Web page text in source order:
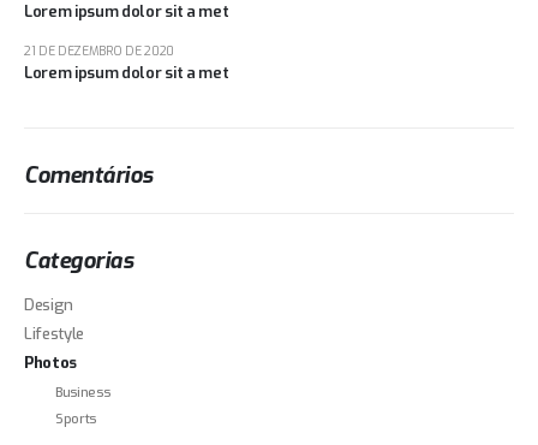
Lorem ipsum dolor sit a met
Lorem ipsum dolor sit a met
21 DE DEZEMBRO DE 2020
Comentários
Categorias
Design
Lifestyle
Photos
Business
Sports